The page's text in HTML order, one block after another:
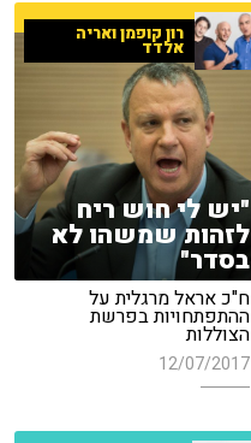
רון קופמן ואריה
אלדד
"יש לי חוש ריח
לזהות שמשהו לא
בסדר"
ח"כ אראל מרגלית על
ההתפתחויות בפרשת
הצוללות
12/07/2017